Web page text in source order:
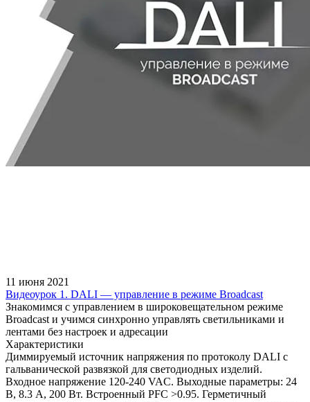
11 июня 2021
Видеоурок 1. DALI — управление в режиме Broadcast
Знакомимся с управлением в широковещательном режиме
Broadcast и учимся синхронно управлять светильниками и
лентами без настроек и адресации
Характеристики
Диммируемый источник напряжения по протоколу DALI с
гальванической развязкой для светодиодных изделий.
Входное напряжение 120-240 VAC. Выходные параметры: 24
В, 8.3 А, 200 Вт. Встроенный PFC >0.95. Герметичный